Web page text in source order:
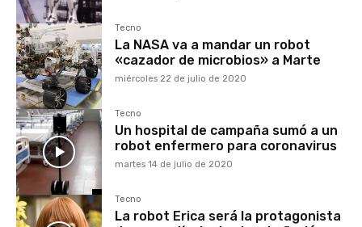
Tecno
La NASA va a mandar un robot
«cazador de microbios» a Marte
miércoles 22 de julio de 2020
Tecno
Un hospital de campaña sumó a un
robot enfermero para coronavirus
martes 14 de julio de 2020
Tecno
La robot Erica será la protagonista